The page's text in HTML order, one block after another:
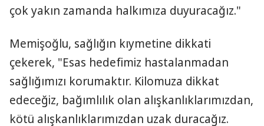
çok yakın zamanda halkımıza duyuracağız."
Memişoğlu, sağlığın kıymetine dikkati
çekerek, "Esas hedefimiz hastalanmadan
sağlığımızı korumaktır. Kilomuza dikkat
edeceğiz, bağımlılık olan alışkanlıklarımızdan,
kötü alışkanlıklarımızdan uzak duracağız.